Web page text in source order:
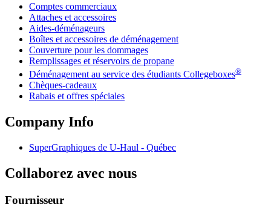
Comptes commerciaux
Attaches et accessoires
Aides-déménageurs
Boîtes et accessoires de déménagement
Couverture pour les dommages
Remplissages et réservoirs de propane
Déménagement au service des étudiants Collegeboxes®
Chèques-cadeaux
Rabais et offres spéciales
Company Info
SuperGraphiques de U-Haul - Québec
Collaborez avec nous
Fournisseur